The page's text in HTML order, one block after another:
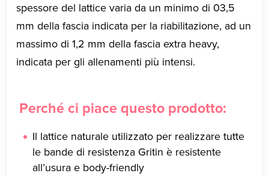
spessore del lattice varia da un minimo di 03,5
mm della fascia indicata per la riabilitazione, ad un
massimo di 1,2 mm della fascia extra heavy,
indicata per gli allenamenti più intensi.
Perché ci piace questo prodotto:
Il lattice naturale utilizzato per realizzare tutte
le bande di resistenza Gritin è resistente
all’usura e body-friendly